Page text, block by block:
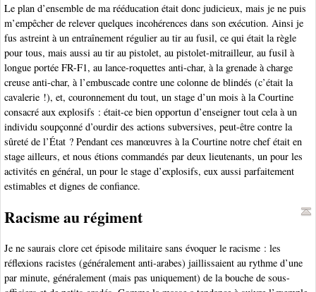
Le plan d’ensemble de ma rééducation était donc judicieux, mais je ne puis
m’empêcher de relever quelques incohérences dans son exécution. Ainsi je
fus astreint à un entraînement régulier au tir au fusil, ce qui était la règle
pour tous, mais aussi au tir au pistolet, au pistolet-mitrailleur, au fusil à
longue portée FR-F1, au lance-roquettes anti-char, à la grenade à charge
creuse anti-char, à l’embuscade contre une colonne de blindés (c’était la
cavalerie !), et, couronnement du tout, un stage d’un mois à la Courtine
consacré aux explosifs : était-ce bien opportun d’enseigner tout cela à un
individu soupçonné d’ourdir des actions subversives, peut-être contre la
sûreté de l’État ? Pendant ces manœuvres à la Courtine notre chef était en
stage ailleurs, et nous étions commandés par deux lieutenants, un pour les
activités en général, un pour le stage d’explosifs, eux aussi parfaitement
estimables et dignes de confiance.
Racisme au régiment
Je ne saurais clore cet épisode militaire sans évoquer le racisme : les
réflexions racistes (généralement anti-arabes) jaillissaient au rythme d’une
par minute, généralement (mais pas uniquement) de la bouche de sous-